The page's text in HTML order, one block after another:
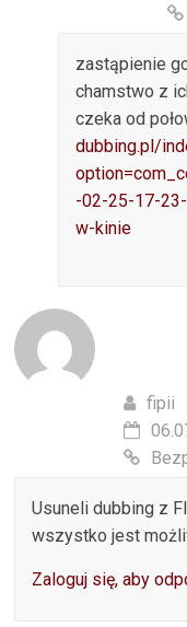
zastąpienie
chamstwo z
czeka od
dubbing.pl/
-02-25-17-
w-kinie
fipii
Usuneli dubbing z
wszystko jest
Zaloguj się, aby